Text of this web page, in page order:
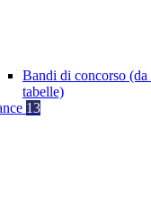
Bandi di concorso
tabelle)
13